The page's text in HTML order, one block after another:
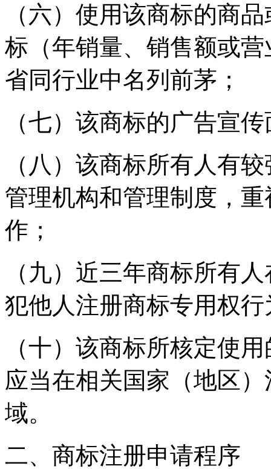
（六）使用该商标的商
标（年销量、销售额或
省同行业中名列前茅；
（七）该商标的广告宣
（八）该商标所有人有
管理机构和管理制度，
作；
（九）近三年商标所有
犯他人注册商标专用权行
（十）该商标所核定使
应当在相关国家（地区
域。
二、商标注册申请程序